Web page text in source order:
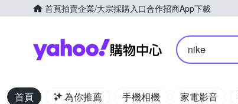
首頁拍賣企業/大宗採購入口合作招商App下載
Yahoo購物中心
nike
首頁 為你推薦 手機相機 家電影音